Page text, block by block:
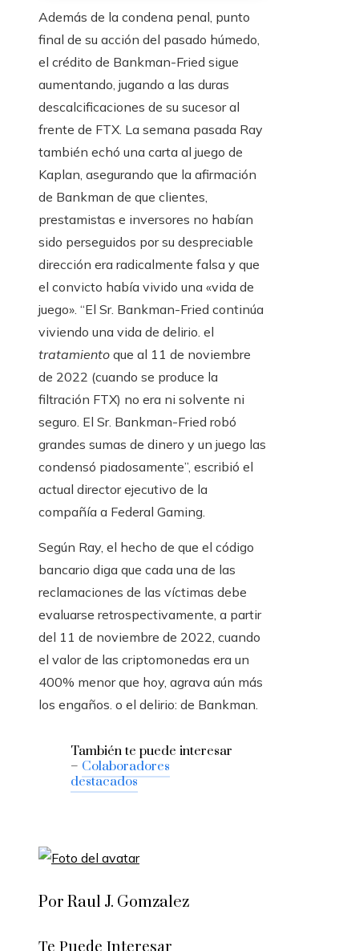
Además de la condena penal, punto
final de su acción del pasado húmedo,
el crédito de Bankman-Fried sigue
aumentando, jugando a las duras
descalcificaciones de su sucesor al
frente de FTX. La semana pasada Ray
también echó una carta al juego de
Kaplan, asegurando que la afirmación
de Bankman de que clientes,
prestamistas e inversores no habían
sido perseguidos por su despreciable
dirección era radicalmente falsa y que
el convicto había vivido una «vida de
juego». “El Sr. Bankman-Fried continúa
viviendo una vida de delirio. el
tratamiento que al 11 de noviembre
de 2022 (cuando se produce la
filtración FTX) no era ni solvente ni
seguro. El Sr. Bankman-Fried robó
grandes sumas de dinero y un juego las
condensó piadosamente”, escribió el
actual director ejecutivo de la
compañía a Federal Gaming.
Según Ray, el hecho de que el código
bancario diga que cada una de las
reclamaciones de las víctimas debe
evaluarse retrospectivamente, a partir
del 11 de noviembre de 2022, cuando
el valor de las criptomonedas era un
400% menor que hoy, agrava aún más
los engaños. o el delirio: de Bankman.
También te puede interesar
– Colaboradores
destacados
Por Raul J. Gomzalez
Te Puede Interesar